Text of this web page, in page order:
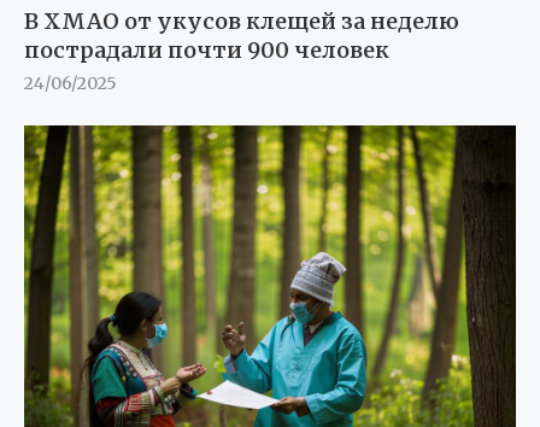
В ХМАО от укусов клещей за неделю
пострадали почти 900 человек
24/06/2025